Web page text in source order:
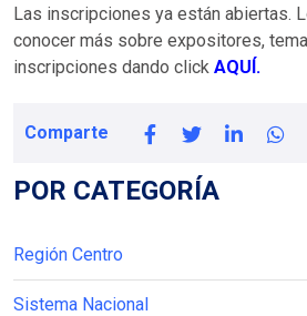
Las inscripciones ya están abiertas.
conocer más sobre expositores,
inscripciones dando click AQUÍ.
Comparte
POR CATEGORÍA
Región Centro
Sistema Nacional